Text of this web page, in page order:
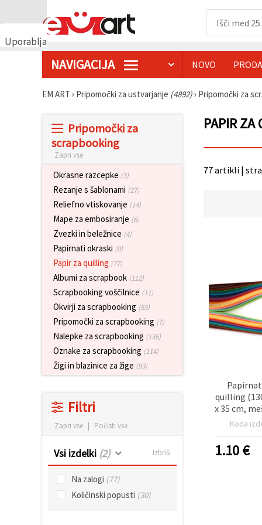
Uporabljamo
Uporabljamo
NAVIGACIJA NOVO
EM ART › Pripomočki za ustvarjanje (4892)› Pripomočki za
Pripomočki za
scrapbooking
Zapri vse
Okrasne razcepke (3)
Rezanje s šablonami (27)
Reliefno vtiskovanje (14)
Mape za embosiranje (6)
Zvezki in beležnice (4)
Papirnati okraski (0)
Papir za quilling (77)
Albumi za scrapbook (112)
Scrapbooking voščilnice (11)
Okvirji za scrapbooking (55)
Pripomočki za scrapbooking (7)
Nalepke za scrapbooking (136)
Oznake za scrapbooking (114)
Žigi in blazinice za žige (93)
Filtri
Zapri vse | Počisti vse
Vsi izdelki (2) Izbriši
Na zalogi (77)
Količinski popusti (30)
PAPIR ZA
77 artikli |
quilling
x 35 cm,
Koda
1.10€